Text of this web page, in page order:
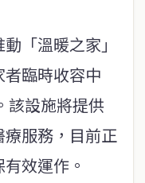
「溫暖之家」
臨時收容中
該設施將提供
服務，目前正
效運作。